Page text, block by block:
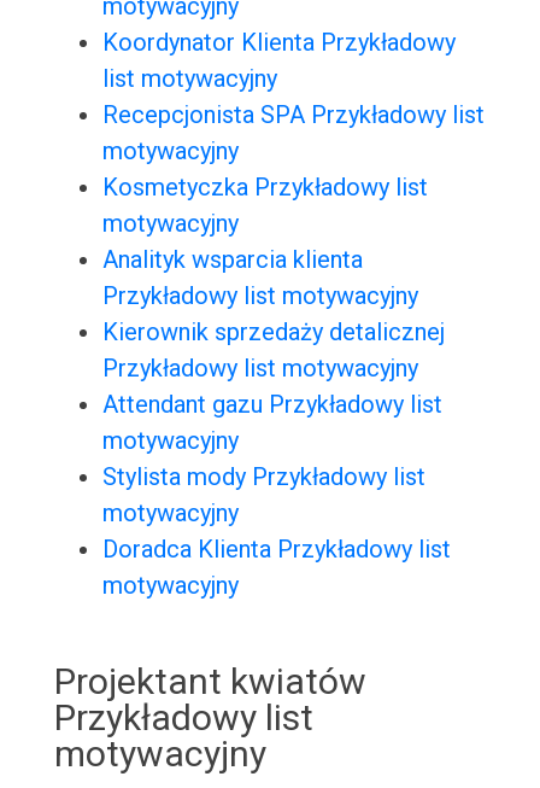
motywacyjny
Koordynator Klienta Przykładowy
list motywacyjny
Recepcjonista SPA Przykładowy list
motywacyjny
Kosmetyczka Przykładowy list
motywacyjny
Analityk wsparcia klienta
Przykładowy list motywacyjny
Kierownik sprzedaży detalicznej
Przykładowy list motywacyjny
Attendant gazu Przykładowy list
motywacyjny
Stylista mody Przykładowy list
motywacyjny
Doradca Klienta Przykładowy list
motywacyjny
Projektant kwiatów
Przykładowy list
motywacyjny